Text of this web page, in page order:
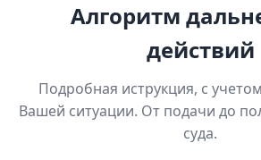
Алгоритм
действий
Подробная иструкция, с
Вашей ситуации. От подачи до
суда.